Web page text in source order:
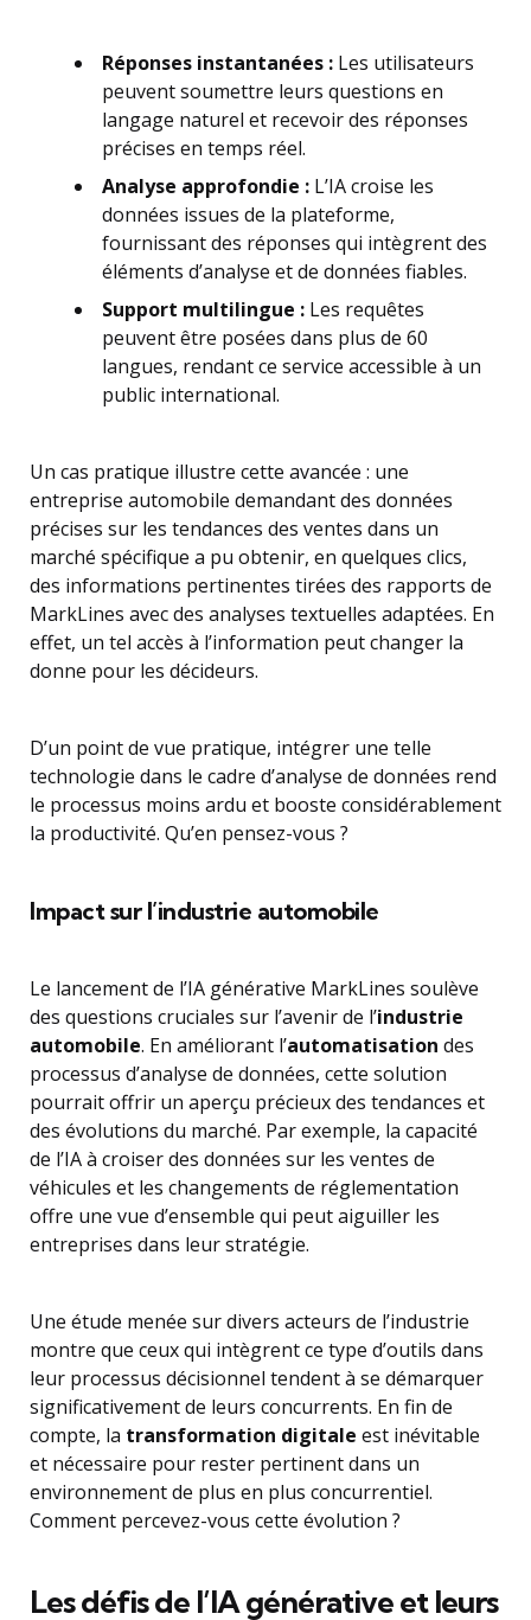
Réponses instantanées : Les utilisateurs
peuvent soumettre leurs questions en
langage naturel et recevoir des réponses
précises en temps réel.
Analyse approfondie : L’IA croise les
données issues de la plateforme,
fournissant des réponses qui intègrent des
éléments d’analyse et de données fiables.
Support multilingue : Les requêtes
peuvent être posées dans plus de 60
langues, rendant ce service accessible à un
public international.
Un cas pratique illustre cette avancée : une
entreprise automobile demandant des données
précises sur les tendances des ventes dans un
marché spécifique a pu obtenir, en quelques clics,
des informations pertinentes tirées des rapports de
MarkLines avec des analyses textuelles adaptées. En
effet, un tel accès à l’information peut changer la
donne pour les décideurs.
D’un point de vue pratique, intégrer une telle
technologie dans le cadre d’analyse de données rend
le processus moins ardu et booste considérablement
la productivité. Qu’en pensez-vous ?
Impact sur l’industrie automobile
Le lancement de l’IA générative MarkLines soulève
des questions cruciales sur l’avenir de l’industrie
automobile. En améliorant l’automatisation des
processus d’analyse de données, cette solution
pourrait offrir un aperçu précieux des tendances et
des évolutions du marché. Par exemple, la capacité
de l’IA à croiser des données sur les ventes de
véhicules et les changements de réglementation
offre une vue d’ensemble qui peut aiguiller les
entreprises dans leur stratégie.
Une étude menée sur divers acteurs de l’industrie
montre que ceux qui intègrent ce type d’outils dans
leur processus décisionnel tendent à se démarquer
significativement de leurs concurrents. En fin de
compte, la transformation digitale est inévitable
et nécessaire pour rester pertinent dans un
environnement de plus en plus concurrentiel.
Comment percevez-vous cette évolution ?
Les défis de l’IA générative et leurs